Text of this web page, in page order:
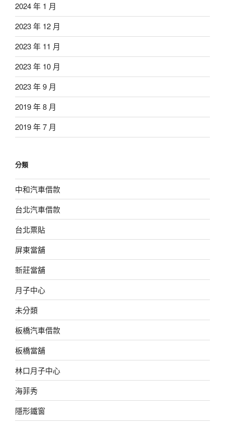
2024 年 1 月
2023 年 12 月
2023 年 11 月
2023 年 10 月
2023 年 9 月
2019 年 8 月
2019 年 7 月
分類
中和汽車借款
台北汽車借款
台北票貼
屏東當舖
新莊當舖
月子中心
未分類
板橋汽車借款
板橋當舖
林口月子中心
海菲秀
隱形鐵窗